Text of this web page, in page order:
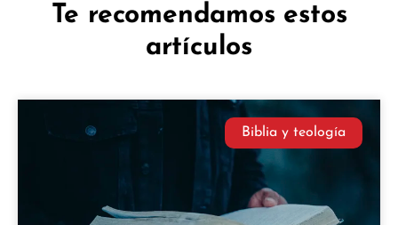
Te recomendamos estos
artículos
Biblia y teología